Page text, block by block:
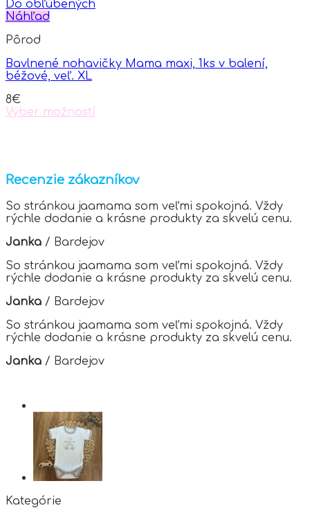
Do obľúbených
Náhľad
Pôrod
Bavlnené nohavičky Mama maxi, 1ks v balení,
béžové, veľ. XL
8€
Výber možností
variants.
The
options
may
be
chosen
on
the
product
page
Recenzie zákazníkov
So stránkou jaamama som veľmi spokojná. Vždy
rýchle dodanie a krásne produkty za skvelú cenu.
Janka / Bardejov
So stránkou jaamama som veľmi spokojná. Vždy
rýchle dodanie a krásne produkty za skvelú cenu.
Janka / Bardejov
So stránkou jaamama som veľmi spokojná. Vždy
rýchle dodanie a krásne produkty za skvelú cenu.
Janka / Bardejov
Kategórie